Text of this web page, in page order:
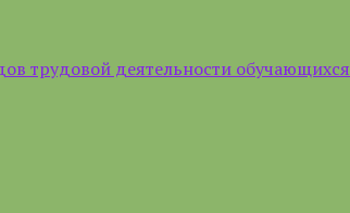
трудовой деятельности обучающихся